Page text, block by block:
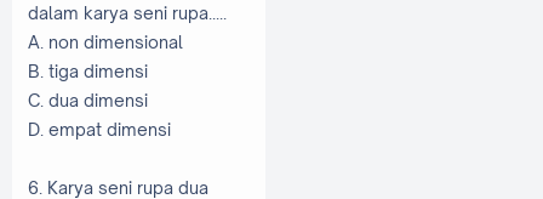
dalam karya seni rupa.....
A. non dimensional
B. tiga dimensi
C. dua dimensi
D. empat dimensi
6. Karya seni rupa dua